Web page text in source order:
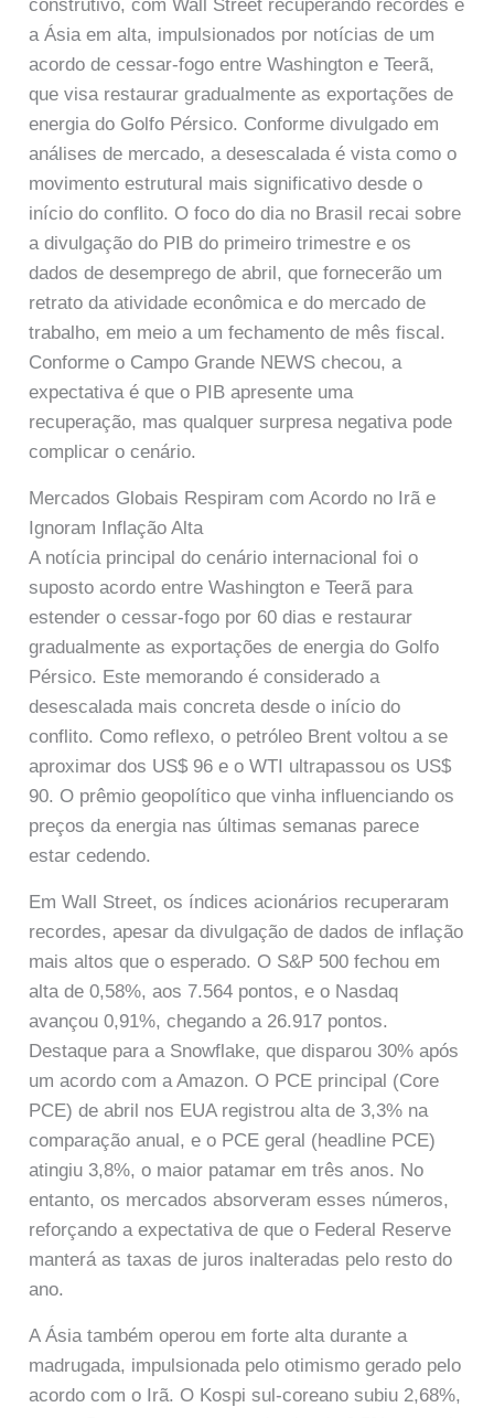
construtivo, com Wall Street recuperando recordes e
a Ásia em alta, impulsionados por notícias de um
acordo de cessar-fogo entre Washington e Teerã,
que visa restaurar gradualmente as exportações de
energia do Golfo Pérsico. Conforme divulgado em
análises de mercado, a desescalada é vista como o
movimento estrutural mais significativo desde o
início do conflito. O foco do dia no Brasil recai sobre
a divulgação do PIB do primeiro trimestre e os
dados de desemprego de abril, que fornecerão um
retrato da atividade econômica e do mercado de
trabalho, em meio a um fechamento de mês fiscal.
Conforme o Campo Grande NEWS checou, a
expectativa é que o PIB apresente uma
recuperação, mas qualquer surpresa negativa pode
complicar o cenário.
Mercados Globais Respiram com Acordo no Irã e
Ignoram Inflação Alta
A notícia principal do cenário internacional foi o
suposto acordo entre Washington e Teerã para
estender o cessar-fogo por 60 dias e restaurar
gradualmente as exportações de energia do Golfo
Pérsico. Este memorando é considerado a
desescalada mais concreta desde o início do
conflito. Como reflexo, o petróleo Brent voltou a se
aproximar dos US$ 96 e o WTI ultrapassou os US$
90. O prêmio geopolítico que vinha influenciando os
preços da energia nas últimas semanas parece
estar cedendo.
Em Wall Street, os índices acionários recuperaram
recordes, apesar da divulgação de dados de inflação
mais altos que o esperado. O S&P 500 fechou em
alta de 0,58%, aos 7.564 pontos, e o Nasdaq
avançou 0,91%, chegando a 26.917 pontos.
Destaque para a Snowflake, que disparou 30% após
um acordo com a Amazon. O PCE principal (Core
PCE) de abril nos EUA registrou alta de 3,3% na
comparação anual, e o PCE geral (headline PCE)
atingiu 3,8%, o maior patamar em três anos. No
entanto, os mercados absorveram esses números,
reforçando a expectativa de que o Federal Reserve
manterá as taxas de juros inalteradas pelo resto do
ano.
A Ásia também operou em forte alta durante a
madrugada, impulsionada pelo otimismo gerado pelo
acordo com o Irã. O Kospi sul-coreano subiu 2,68%,